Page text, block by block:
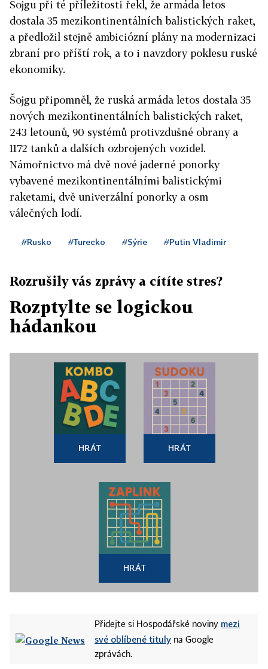
Šojgu při té příležitosti řekl, že armáda letos
dostala 35 mezikontinentálních balistických raket,
a předložil stejně ambiciózní plány na modernizaci
zbraní pro příští rok, a to i navzdory poklesu ruské
ekonomiky.
Šojgu připomněl, že ruská armáda letos dostala 35
nových mezikontinentálních balistických raket,
243 letounů, 90 systémů protivzdušné obrany a
1172 tanků a dalších ozbrojených vozidel.
Námořnictvo má dvě nové jaderné ponorky
vybavené mezikontinentálními balistickými
raketami, dvě univerzální ponorky a osm
válečných lodí.
#Rusko #Turecko #Sýrie #Putin Vladimir
Rozrušily vás zprávy a cítíte stres?
Rozptylte se logickou
hádankou
HRÁT HRÁT
HRÁT
Přidejte si Hospodářské noviny mezi
své oblíbené tituly na Google
zprávách.